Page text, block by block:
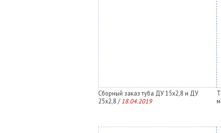
Сборный заказ туба ДУ 15х2,8 и ДУ
25х2,8 / 18.04.2019